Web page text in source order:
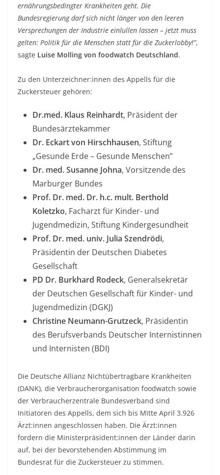
ernährungsbedingter Krankheiten geht. Die
Bundesregierung darf sich nicht länger von den leeren
Versprechungen der Industrie einlullen lassen – jetzt muss
gelten: Politik für die Menschen statt für die Zuckerlobby!”,
sagte Luise Molling von foodwatch Deutschland.
Zu den Unterzeichner:innen des Appells für die
Zuckersteuer gehören:
Dr.med. Klaus Reinhardt, Präsident der
Bundesärztekammer
Dr. Eckart von Hirschhausen, Stiftung
„Gesunde Erde – Gesunde Menschen”
Dr. med. Susanne Johna, Vorsitzende des
Marburger Bundes
Prof. Dr. med. Dr. h.c. mult. Berthold
Koletzko, Facharzt für Kinder- und
Jugendmedizin, Stiftung Kindergesundheit
Prof. Dr. med. univ. Julia Szendrödi,
Präsidentin der Deutschen Diabetes
Gesellschaft
PD Dr. Burkhard Rodeck, Generalsekretär
der Deutschen Gesellschaft für Kinder- und
Jugendmedizin (DGKJ)
Christine Neumann-Grutzeck, Präsidentin
des Berufsverbands Deutscher Internistinnen
und Internisten (BDI)
Die Deutsche Allianz Nichtübertragbare Krankheiten
(DANK), die Verbraucherorganisation foodwatch sowie
der Verbraucherzentrale Bundesverband sind
Initiatoren des Appells, dem sich bis Mitte April 3.926
Ärzt:innen angeschlossen haben. Die Ärzt:innen
fordern die Ministerpräsident:innen der Länder darin
auf, bei der bevorstehenden Abstimmung im
Bundesrat für die Zuckersteuer zu stimmen.